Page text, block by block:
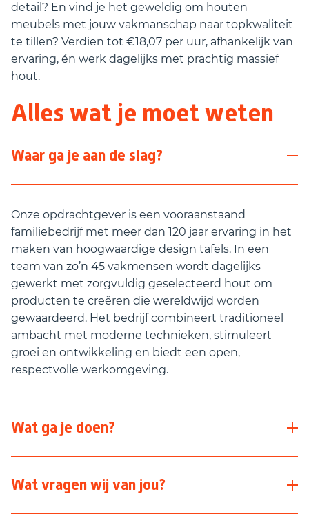
detail? En vind je het geweldig om houten
meubels met jouw vakmanschap naar topkwaliteit
te tillen? Verdien tot €18,07 per uur, afhankelijk van
ervaring, én werk dagelijks met prachtig massief
hout.
Alles wat je moet weten
Waar ga je aan de slag?
Onze opdrachtgever is een vooraanstaand
familiebedrijf met meer dan 120 jaar ervaring in het
maken van hoogwaardige design tafels. In een
team van zo’n 45 vakmensen wordt dagelijks
gewerkt met zorgvuldig geselecteerd hout om
producten te creëren die wereldwijd worden
gewaardeerd. Het bedrijf combineert traditioneel
ambacht met moderne technieken, stimuleert
groei en ontwikkeling en biedt een open,
respectvolle werkomgeving.
Wat ga je doen?
Als Meubelspuiter ben jij verantwoordelijk voor de
hoogwaardige afwerking van houten tafels. Jij
bepaalt welke behandeling een tafel nodig heeft,
Wat vragen wij van jou?